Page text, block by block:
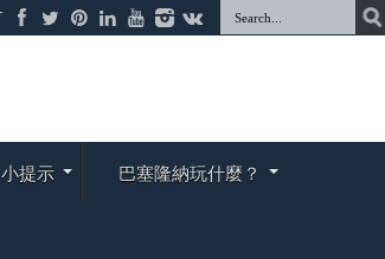
小提示 巴塞隆納玩什麼？